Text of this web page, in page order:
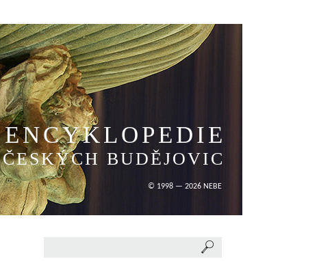
ENCYKLOPEDIE
ČESKÝCH BUDĚJOVIC
© 1998 — 2026 NEBE